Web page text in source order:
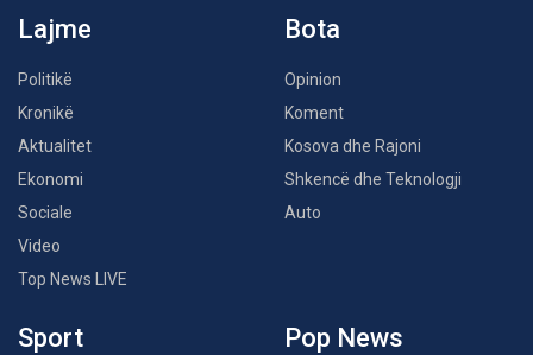
Lajme
Politikë
Kronikë
Aktualitet
Ekonomi
Sociale
Video
Top News LIVE
Bota
Opinion
Koment
Kosova dhe Rajoni
Shkencë dhe Teknologji
Auto
Sport Pop News